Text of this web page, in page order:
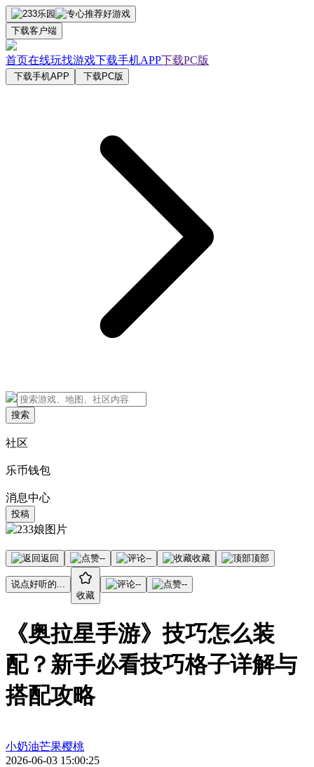
下载客户端
首页在线玩找游戏下载手机APP下载PC版
下载手机APP 下载PC版
搜索
社区
乐币钱包
消息中心
投稿
返回 -- -- 收藏 顶部
说点好听的...
收藏
-- --
《奥拉星手游》技巧怎么装
配？新手必看技巧格子详解与
搭配攻略
小奶油芒果樱桃
2026-06-03 15:00:25